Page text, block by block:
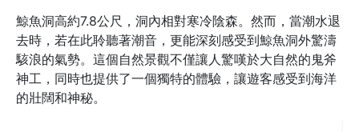
鯨魚洞高約7.8公尺，洞內相對寒冷陰森。然而，當潮水退
去時，若在此聆聽著潮音，更能深刻感受到鯨魚洞外驚濤
駭浪的氣勢。這個自然景觀不僅讓人驚嘆於大自然的鬼斧
神工，同時也提供了一個獨特的體驗，讓遊客感受到海洋
的壯闊和神秘。